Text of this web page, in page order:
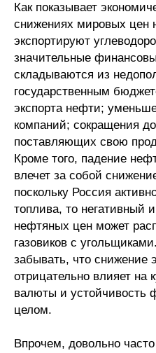
Выпуски
Редакционная
Информация
Общие
Стандарты
Семинары
Энергетический
Российско-
ЦДУ
Как показывает
снижениях мировых цен
экспортируют
значительные
складываются из
государственным
экспорта нефти;
компаний; сокращения
поставляющих свою
Кроме того, падение
влечет за собой
поскольку Россия
топлива, то негативный
нефтяных цен может
газовиков с
забывать, что снижение
отрицательно влияет на
валюты и устойчивость
целом.
Впрочем, довольно